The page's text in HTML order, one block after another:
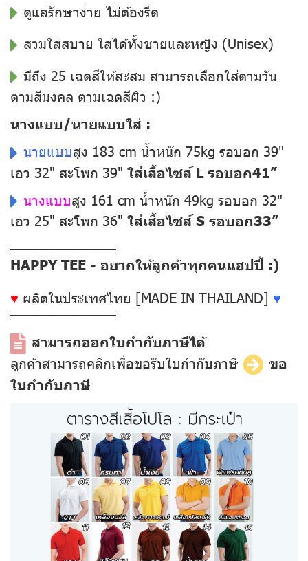
ดูแลรักษาง่าย ไม่ต้องรีด
สวมใส่สบาย ใส่ได้ทั้งชายและหญิง (Unisex)
มีถึง 25 เฉดสีให้สะสม สามารถเลือกใส่ตามวัน
ตามสีมงคล ตามเฉดสีผิว :)
นางแบบ/นายแบบใส่ :
นายแบบสูง 183 cm น้ำหนัก 75kg รอบอก 39"
เอว 32" สะโพก 39" ใส่เสื้อไซส์ L รอบอก41”
นางแบบสูง 161 cm น้ำหนัก 49kg รอบอก 32"
เอว 25" สะโพก 36" ใส่เสื้อไซส์ S รอบอก33”
––––––––––––––
HAPPY TEE - อยากให้ลูกค้าทุกคนแฮปปี้ :)
♥ ผลิตในประเทศไทย [MADE IN THAILAND] ♥
––––––––––––––
สามารถออกใบกำกับภาษีได้
ลูกค้าสามารถคลิกเพื่อขอรับใบกำกับภาษี
ขอ
ใบกำกับภาษี